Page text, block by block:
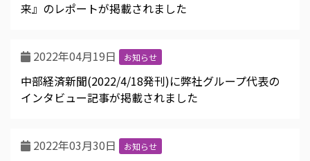
来』のレポートが掲載されました
2022年04月19日 お知らせ
中部経済新聞(2022/4/18発刊)に弊社グループ代表の
インタビュー記事が掲載されました
2022年03月30日 お知らせ